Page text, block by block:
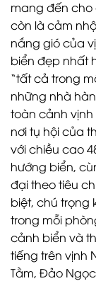
mang đến cho
còn là cảm
nắng gió của
biển đẹp nhất
“tất cả trong
những nhà
toàn cảnh
nơi tụ hội của
với chiều cao
hướng biển,
đại theo tiêu
biệt, chú trọng
trong mỗi
cảnh biển và
tiếng trên vịnh
Tằm, Đảo